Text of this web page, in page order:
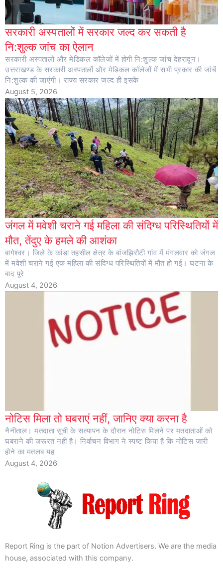
सरकारी अस्पतालों में सरकार जल्द कर सकती है
नि:शुल्क जांच का ऐलान
सरकारी अस्पतालों और मेडिकल कॉलेजों में होगी नि:शुल्क जांच देहरादून।
उत्तराखण्ड के सरकारी अस्पतालों और मेडिकल कॉलेजों में सभी प्रकार की जांचें
नि:शुल्क की जाएंगी। राज्य सरकार जल्द ही इसके
August 5, 2026
जंगल में मवेशी चराने गई महिला की संदिग्ध परिस्थितियों में
मौत, तेंदुए के हमले की आशंका
बागेश्वर। जिले के कांडा तहसील क्षेत्र के बांजझिरौटी गांव में मंगलवार को जंगल
में मवेशी चराने गई एक महिला की संदिग्ध परिस्थितियों में मौत हो गई। घटना के
बाद पूरे
August 4, 2026
नोटिस मिला तो घबराएं नहीं, जानिए क्या करना है
नैनीताल। मतदाता सूची के सत्यापन के दौरान नोटिस मिलने पर मतदाताओं को
घबराने की जरूरत नहीं है। निर्वाचन विभाग ने स्पष्ट किया है कि नोटिस जारी
होने का मतलब यह
August 4, 2026
Report Ring is the part of Notion Advertisers. We are the media
house, associated with this company.